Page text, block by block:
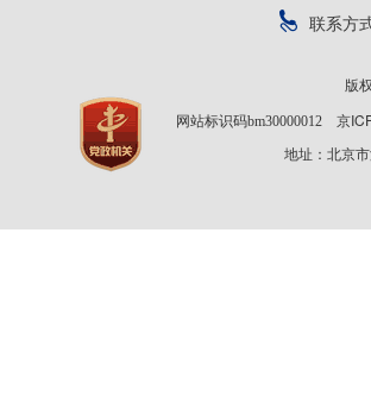
联系方
版
网站标识码bm30000012 京
地址：北京